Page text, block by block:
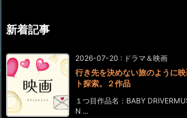
新着記事
2026-07-20 : ドラマ＆映画
行き先を決めない旅のように
ト探索。２作品
１つ目作品名：BABY
N ...